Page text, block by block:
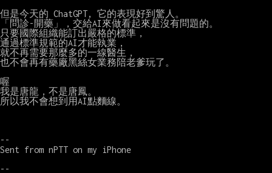
但是今天的 ChatGPT, 它的表現好到驚人。
「問診-開藥」，交給AI來做看起來是沒有問題的。
只要國際組織能訂出嚴格的標準，
通過標準規範的AI才能執業，
就不再需要那麼多的一線醫生，
也不會再有藥廠黑絲女業務陪老爹玩了。
喔
我是唐龍，不是唐鳳。
所以我不會想到用AI點麵線。
--
Sent from nPTT on my iPhone